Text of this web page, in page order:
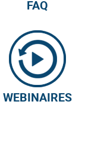
FAQ
WEBINAIRES